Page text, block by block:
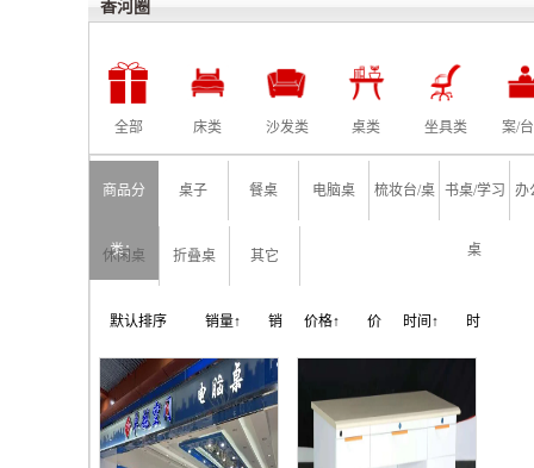
香河圈
全部 床类 沙发类 桌类 坐具类 案/
商品分
类：
桌子 餐桌 电脑桌 梳妆台/桌 书桌/学习
桌
办
休闲桌 折叠桌 其它
默认排序 销量↑ 销
量↓
价格↑ 价 时间↑ 时